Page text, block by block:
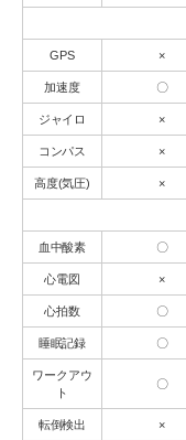
GPS ×
加速度 〇
ジャイロ ×
コンパス ×
高度(気圧) ×
血中酸素 〇
心電図 ×
心拍数 〇
睡眠記録 〇
ワークアウ
ト
〇
転倒検出 ×